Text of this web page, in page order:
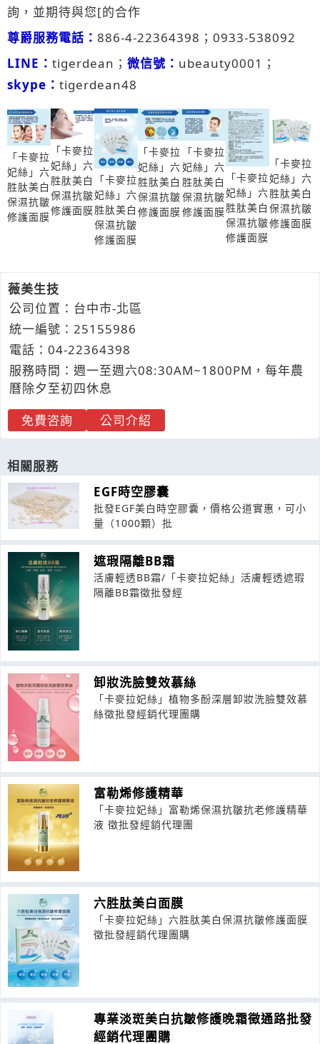
詢，並期待與您[的合作
尊爵服務電話： 886-4-22364398；0933-538092
LINE： tigerdean； 微信號： ubeauty0001；
skype： tigerdean48
「卡麥拉
妃絲」六
胜肽美白
保濕抗皺
修護面膜
「卡麥拉
妃絲」六
胜肽美白
保濕抗皺
修護面膜
「卡麥拉
妃絲」六
胜肽美白
保濕抗皺
修護面膜
「卡麥拉
妃絲」六
胜肽美白
保濕抗皺
修護面膜
「卡麥拉
妃絲」六
胜肽美白
保濕抗皺
修護面膜
「卡麥拉
妃絲」六
胜肽美白
保濕抗皺
修護面膜
「卡麥拉
妃絲」六
胜肽美白
保濕抗皺
修護面膜
薇美生技
公司位置：台中市-北區
統一編號：25155986
電話： 04-22364398
服務時間：週一至週六08:30AM~1800PM，每年農
曆除夕至初四休息
免費咨詢
公司介紹
相關服務
EGF時空膠囊
批發EGF美白時空膠囊，價格公道實惠，可小
量（1000顆）批
遮瑕隔離BB霜
活膚輕透BB霜/「卡麥拉妃絲」活膚輕透遮瑕
隔離BB霜徵批發經
卸妝洗臉雙效慕絲
「卡麥拉妃絲」植物多酚深層卸妝洗臉雙效慕
絲徵批發經銷代理團購
富勒烯修護精華
「卡麥拉妃絲」富勒烯保濕抗皺抗老修護精華
液 徵批發經銷代理團
六胜肽美白面膜
「卡麥拉妃絲」六胜肽美白保濕抗皺修護面膜
徵批發經銷代理團購
專業淡斑美白抗皺修護晚霜徵通路批發
經銷代理團購